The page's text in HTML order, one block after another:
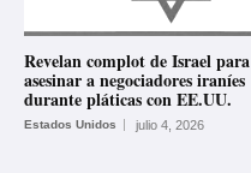
Revelan complot de Israel para
asesinar a negociadores iraníes
durante pláticas con EE.UU.
Estados Unidos julio 4, 2026